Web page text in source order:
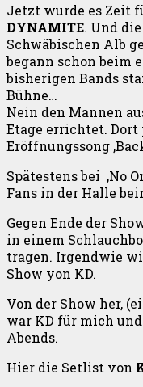
Jetzt wurde es Zeit
DYNAMITE. Und
Schwäbischen Alb
begann schon beim
bisherigen Bands
Bühne…
Nein den Mannen
Etage errichtet.
Eröffnungssong
Spätestens bei ‚No
Fans in der Halle
Gegen Ende der
in einem
tragen. Irgendwie
Show yon KD.
Von der Show her,
war KD für mich
Abends.
Hier die Setlist von